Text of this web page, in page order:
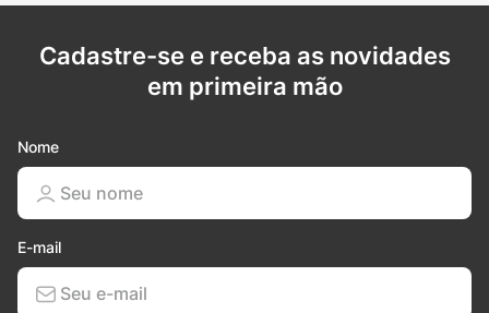
Cadastre-se e receba as novidades
em primeira mão
Nome
E-mail